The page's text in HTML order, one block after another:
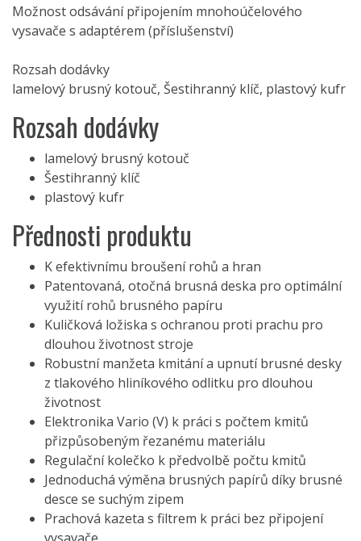
Možnost odsávání připojením mnohoúčelového
vysavače s adaptérem (příslušenství)
Rozsah dodávky
lamelový brusný kotouč, Šestihranný klíč, plastový kufr
Rozsah dodávky
lamelový brusný kotouč
Šestihranný klíč
plastový kufr
Přednosti produktu
K efektivnímu broušení rohů a hran
Patentovaná, otočná brusná deska pro optimální
využití rohů brusného papíru
Kuličková ložiska s ochranou proti prachu pro
dlouhou životnost stroje
Robustní manžeta kmitání a upnutí brusné desky
z tlakového hliníkového odlitku pro dlouhou
životnost
Elektronika Vario (V) k práci s počtem kmitů
přizpůsobeným řezanému materiálu
Regulační kolečko k předvolbě počtu kmitů
Jednoduchá výměna brusných papírů díky brusné
desce se suchým zipem
Prachová kazeta s filtrem k práci bez připojení